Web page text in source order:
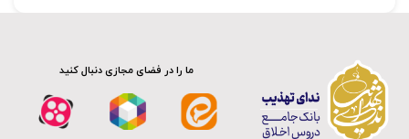
ما را در فضای مجازی دنبال کنید